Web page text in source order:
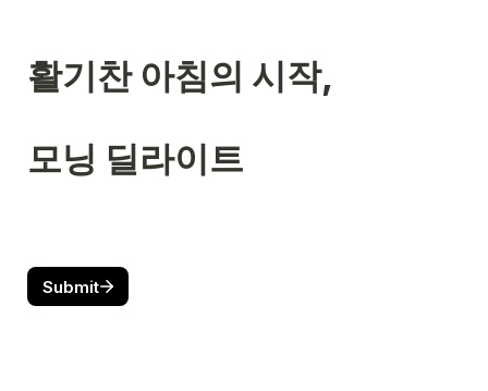
활기찬 아침의 시작,
모닝 딜라이트
Submit